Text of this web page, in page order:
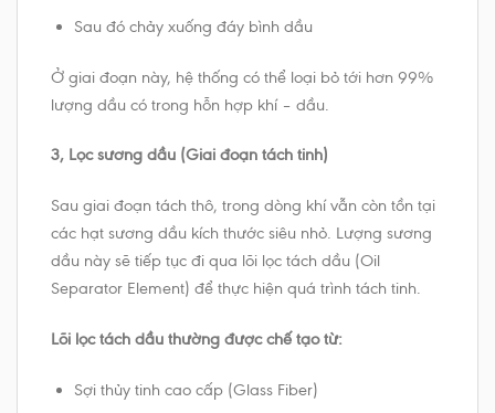
Sau đó chảy xuống đáy bình dầu
Ở giai đoạn này, hệ thống có thể loại bỏ tới hơn 99%
lượng dầu có trong hỗn hợp khí – dầu.
3, Lọc sương dầu (Giai đoạn tách tinh)
Sau giai đoạn tách thô, trong dòng khí vẫn còn tồn tại
các hạt sương dầu kích thước siêu nhỏ. Lượng sương
dầu này sẽ tiếp tục đi qua lõi lọc tách dầu (Oil
Separator Element) để thực hiện quá trình tách tinh.
Lõi lọc tách dầu thường được chế tạo từ:
Sợi thủy tinh cao cấp (Glass Fiber)